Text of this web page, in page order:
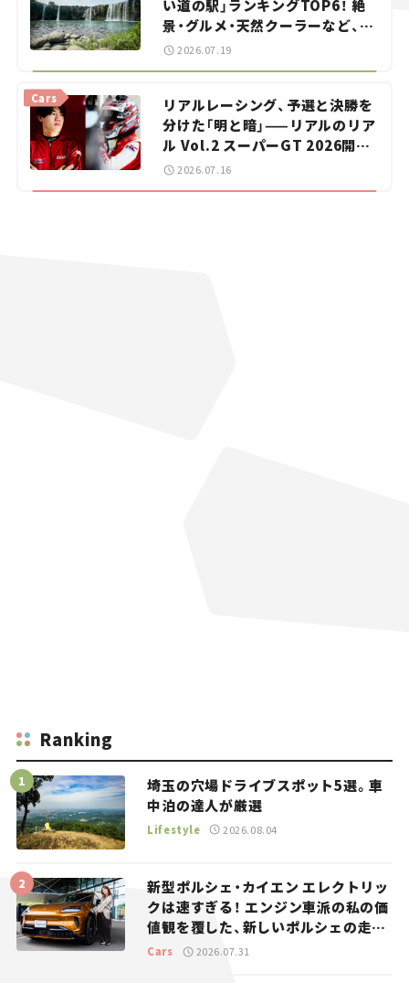
い道の駅」ランキングTOP6！ 絶
景・グルメ・天然クーラーなど、避
暑におすすめのスポットを紹介
【道の駅マニアの推し駅ガイド】
2026.07.19
リアルレーシング、予選と決勝を
分けた「明と暗」——リアルのリア
ル Vol.2 スーパーGT 2026開幕
戦 岡山国際サーキット
Cars
2026.07.16
Ranking
埼玉の穴場ドライブスポット5選。車
中泊の達人が厳選
Lifestyle 2026.08.04
新型ポルシェ・カイエン エレクトリッ
クは速すぎる！ エンジン車派の私の価
値観を覆した、新しいポルシェの走
り。
Cars 2026.07.31